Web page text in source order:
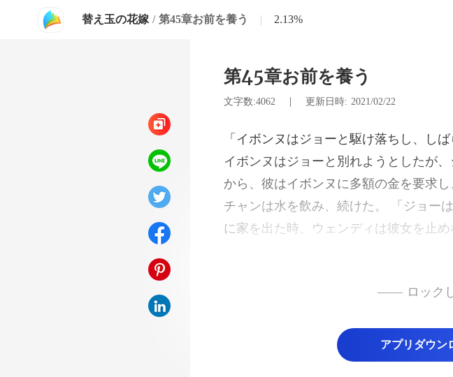
替え玉の花嫁 / 第45章お前を養う | 2.13%
第45章お前を養う
文字数:4062 | 更新日時: 2021/02/22
チャンは水を飲み、続けた。 「ジョー
に家を出た時、ウェンディは彼女を止
—— ロック
アプリダウン